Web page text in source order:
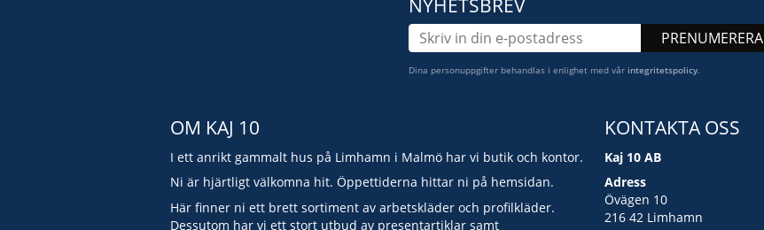
NYHETSBREV
PRENUMERERA
Dina personuppgifter behandlas i enlighet med vår integritetspolicy.
OM KAJ 10
I ett anrikt gammalt hus på Limhamn i Malmö har vi butik och kontor.
Ni är hjärtligt välkomna hit. Öppettiderna hittar ni på hemsidan.
Här finner ni ett brett sortiment av arbetskläder och profilkläder.
Dessutom har vi ett stort utbud av presentartiklar samt
KONTAKTA OSS
Kaj 10 AB
Adress
Övägen 10
216 42 Limhamn